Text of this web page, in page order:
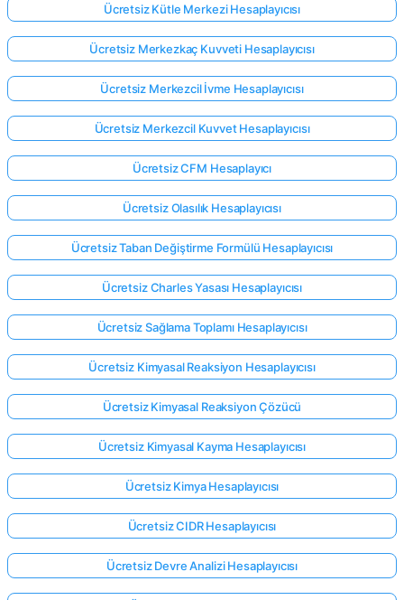
Ücretsiz Kütle Merkezi Hesaplayıcısı
Ücretsiz Merkezkaç Kuvveti Hesaplayıcısı
Ücretsiz Merkezcil İvme Hesaplayıcısı
Ücretsiz Merkezcil Kuvvet Hesaplayıcısı
Ücretsiz CFM Hesaplayıcı
Ücretsiz Olasılık Hesaplayıcısı
Ücretsiz Taban Değiştirme Formülü Hesaplayıcısı
Ücretsiz Charles Yasası Hesaplayıcısı
Ücretsiz Sağlama Toplamı Hesaplayıcısı
Ücretsiz Kimyasal Reaksiyon Hesaplayıcısı
Ücretsiz Kimyasal Reaksiyon Çözücü
Ücretsiz Kimyasal Kayma Hesaplayıcısı
Ücretsiz Kimya Hesaplayıcısı
Ücretsiz CIDR Hesaplayıcısı
Ücretsiz Devre Analizi Hesaplayıcısı